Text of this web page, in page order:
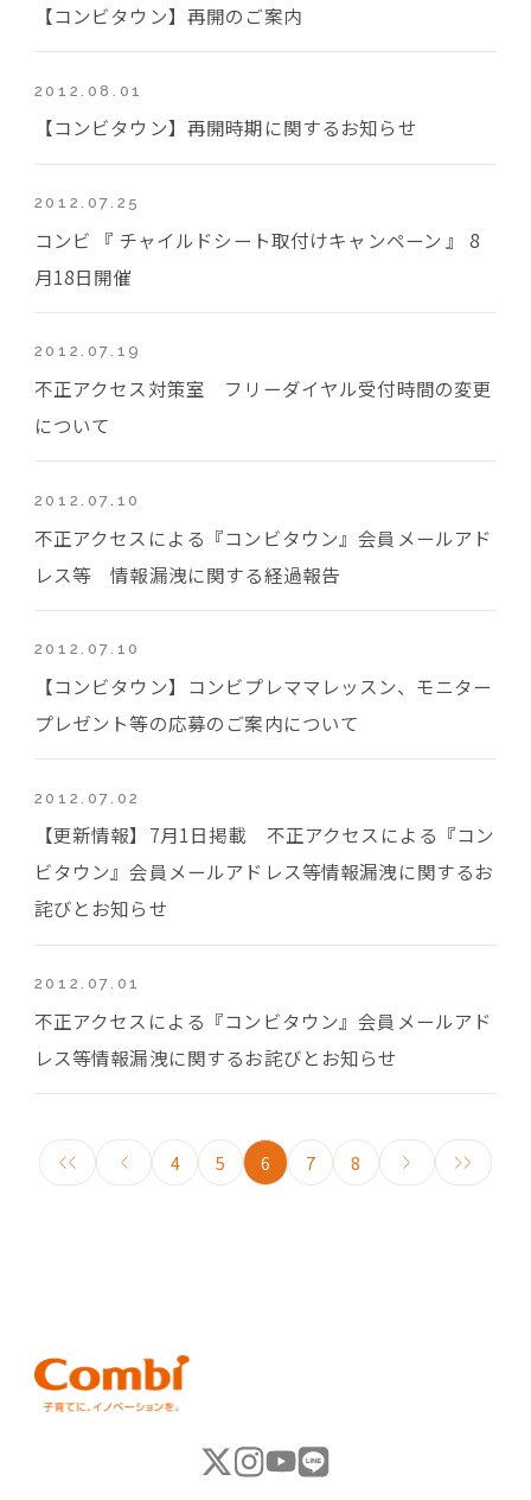
【コンビタウン】再開のご案内
2012.08.01
【コンビタウン】再開時期に関するお知らせ
2012.07.25
コンビ 『 チャイルドシート取付けキャンペーン 』 8
月18日開催
2012.07.19
不正アクセス対策室 フリーダイヤル受付時間の変更
について
2012.07.10
不正アクセスによる『コンビタウン』会員メールアド
レス等 情報漏洩に関する経過報告
2012.07.10
【コンビタウン】コンビプレママレッスン、モニター
プレゼント等の応募のご案内について
2012.07.02
【更新情報】7月1日掲載 不正アクセスによる『コン
ビタウン』会員メールアドレス等情報漏洩に関するお
詫びとお知らせ
2012.07.01
不正アクセスによる『コンビタウン』会員メールアド
レス等情報漏洩に関するお詫びとお知らせ
4 5 6 7 8